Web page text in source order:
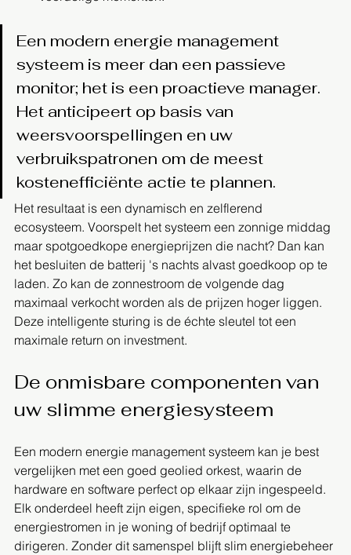
Een modern energie management
systeem is meer dan een passieve
monitor; het is een proactieve manager.
Het anticipeert op basis van
weersvoorspellingen en uw
verbruikspatronen om de meest
kostenefficiënte actie te plannen.
Het resultaat is een dynamisch en zelflerend
ecosysteem. Voorspelt het systeem een zonnige middag
maar spotgoedkope energieprijzen die nacht? Dan kan
het besluiten de batterij 's nachts alvast goedkoop op te
laden. Zo kan de zonnestroom de volgende dag
maximaal verkocht worden als de prijzen hoger liggen.
Deze intelligente sturing is de échte sleutel tot een
maximale return on investment.
De onmisbare componenten van
uw slimme energiesysteem
Een modern energie management systeem kan je best
vergelijken met een goed geolied orkest, waarin de
hardware en software perfect op elkaar zijn ingespeeld.
Elk onderdeel heeft zijn eigen, specifieke rol om de
energiestromen in je woning of bedrijf optimaal te
dirigeren. Zonder dit samenspel blijft slim energiebeheer